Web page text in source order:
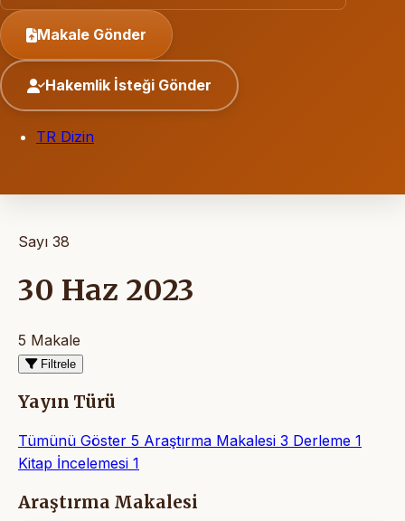
Makale Gönder
Hakemlik İsteği Gönder
TR Dizin
Sayı 38
30 Haz 2023
5 Makale
Filtrele
Yayın Türü
Tümünü Göster 5 Araştırma Makalesi 3 Derleme 1
Kitap İncelemesi 1
Makaleler
Araştırma Makalesi